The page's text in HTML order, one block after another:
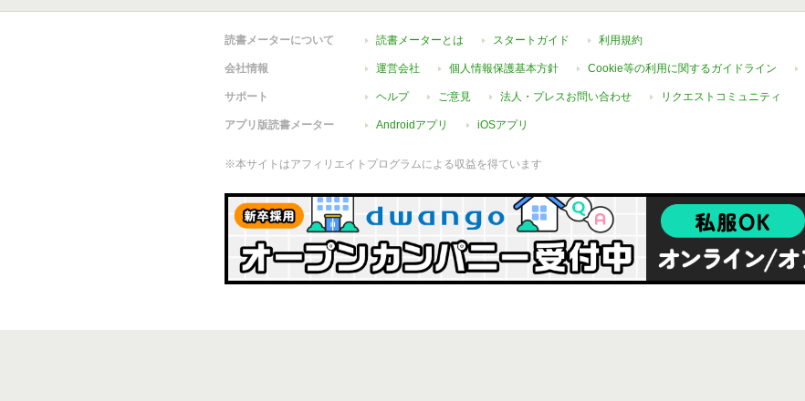
読書メーターについて 読書メーターとは スタートガイド 利用規約
会社情報 運営会社 個人情報保護基本方針 Cookie等の利用に関するガイドライン
サポート ヘルプ ご意見 法人・プレスお問い合わせ リクエストコミュニティ
アプリ版読書メーター Androidアプリ iOSアプリ
※本サイトはアフィリエイトプログラムによる収益を得ています